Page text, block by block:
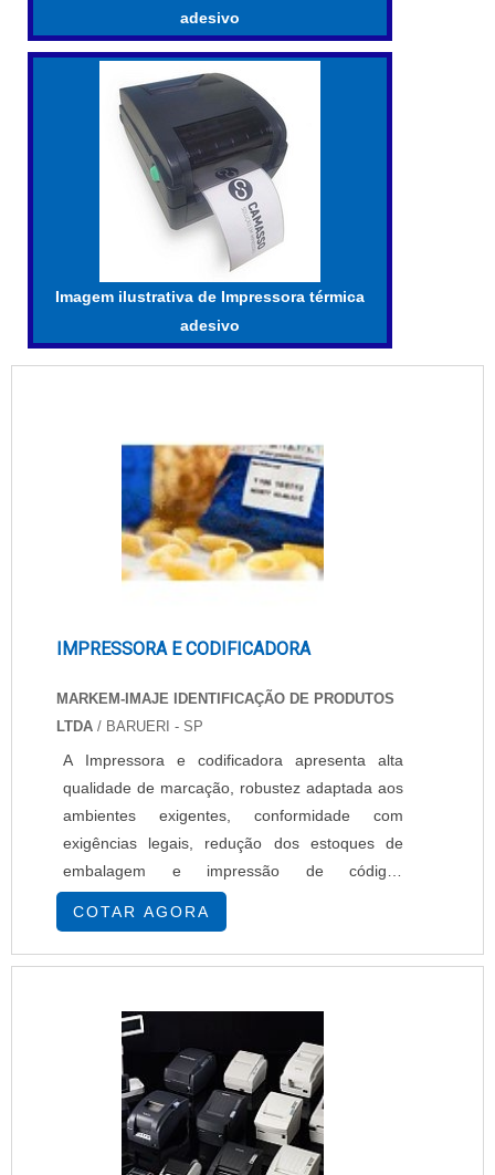
adesivo
Imagem ilustrativa de Impressora térmica
adesivo
IMPRESSORA E CODIFICADORA
MARKEM-IMAJE IDENTIFICAÇÃO DE PRODUTOS
LTDA / BARUERI - SP
A Impressora e codificadora apresenta alta
qualidade de marcação, robustez adaptada aos
ambientes exigentes, conformidade com
exigências legais, redução dos estoques de
embalagem e impressão de códigos
promocionais. Aplicações específicas da
Impressora e codificadora: Impressão de um
grande número de informações como as listas
códigos em pacotes múltiplos, Marcação em
filmes, Marcação direta nos a....
COTAR AGORA